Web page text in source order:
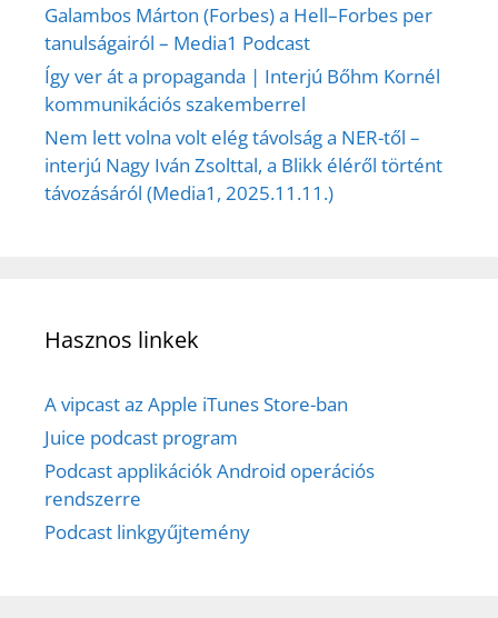
Galambos Márton (Forbes) a Hell–Forbes per
tanulságairól – Media1 Podcast
Így ver át a propaganda | Interjú Bőhm Kornél
kommunikációs szakemberrel
Nem lett volna volt elég távolság a NER-től –
interjú Nagy Iván Zsolttal, a Blikk éléről történt
távozásáról (Media1, 2025.11.11.)
Hasznos linkek
A vipcast az Apple iTunes Store-ban
Juice podcast program
Podcast applikációk Android operációs
rendszerre
Podcast linkgyűjtemény